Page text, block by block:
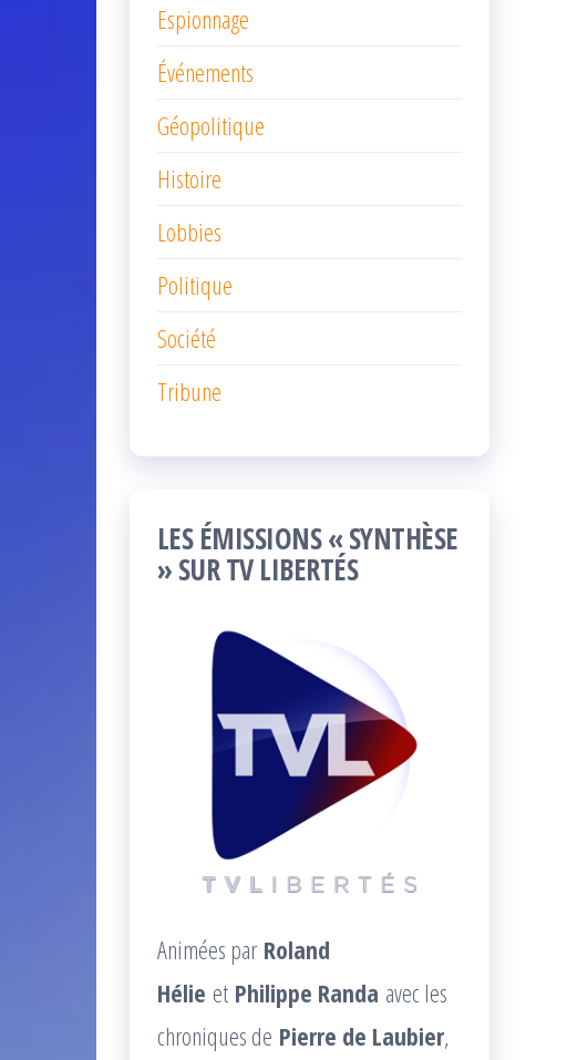
Espionnage
Événements
Géopolitique
Histoire
Lobbies
Politique
Société
Tribune
LES ÉMISSIONS « SYNTHÈSE
» SUR TV LIBERTÉS
Animées par Roland
Hélie et Philippe Randa avec les
chroniques de Pierre de Laubier,